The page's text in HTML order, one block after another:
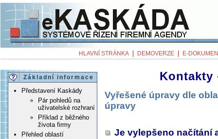
HLAVNÍ STRÁNKA DEMOVERZE E-
Základní informace
Představení Kaskády
Pár pohledů na
uživatelské rozhraní
Příklad z běžného
života firmy
Přehled oblastí
Kontakty
Vyřešené úpravy dle
úpravy
Je vylepšeno načítání